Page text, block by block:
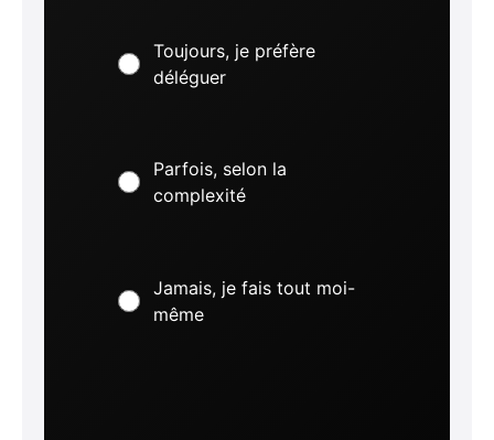
Toujours, je préfère
déléguer
Parfois, selon la
complexité
Jamais, je fais tout moi-
même